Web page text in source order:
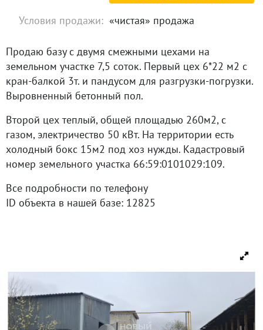
Условия продажи: «чистая» продажа
Продаю базу с двумя смежными цехами на
земельном участке 7,5 соток. Первый цех 6*22 м2 с
кран-балкой 3т. и пандусом для разгрузки-погрузки.
Выровненный бетонный пол.
Второй цех теплый, общей площадью 260м2, с
газом, электричество 50 кВт. На территории есть
холодный бокс 15м2 под хоз нужды. Кадастровый
номер земельного участка 66:59:0101029:109.
Все подробности по телефону
ID объекта в нашей базе: 12825